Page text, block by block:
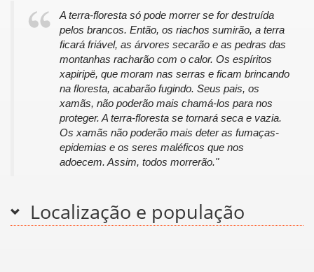
A terra-floresta só pode morrer se for destruída
pelos brancos. Então, os riachos sumirão, a terra
ficará friável, as árvores secarão e as pedras das
montanhas racharão com o calor. Os espíritos
xapiripë, que moram nas serras e ficam brincando
na floresta, acabarão fugindo. Seus pais, os
xamãs, não poderão mais chamá-los para nos
proteger. A terra-floresta se tornará seca e vazia.
Os xamãs não poderão mais deter as fumaças-
epidemias e os seres maléficos que nos
adoecem. Assim, todos morrerão."
Localização e população